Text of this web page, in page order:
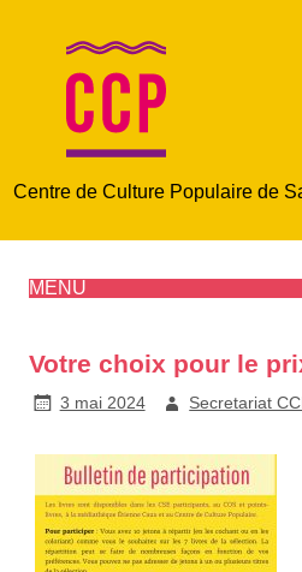
Centre de Culture Populaire de
MENU
Votre choix pour le
3 mai 2024 Secretariat